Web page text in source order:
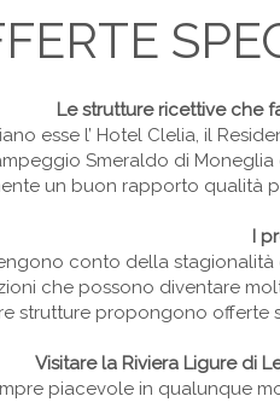
Le strutture ricettive che
esse l’ Hotel Clelia, il
Smeraldo di
un buon rapporto qualità
I
conto della stagionalità
che possono diventare
strutture propongono
Visitare la Riviera Ligure di
piacevole in qualunque